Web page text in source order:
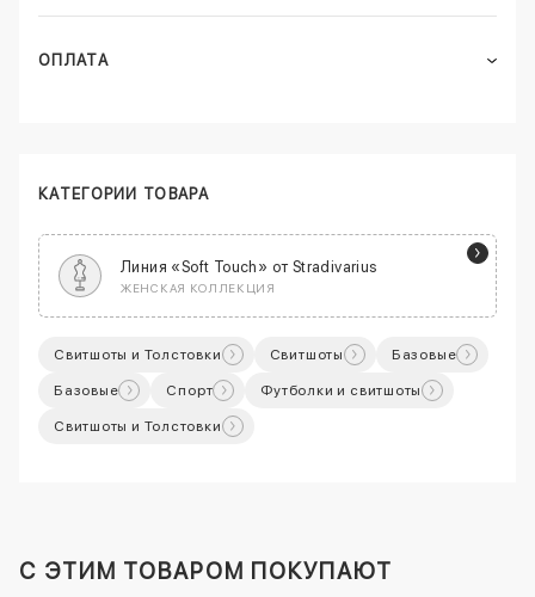
ОПЛАТА
КАТЕГОРИИ ТОВАРА
Линия «Soft Touch» от Stradivarius
ЖЕНСКАЯ КОЛЛЕКЦИЯ
Свитшоты и Толстовки Свитшоты Базовые
Базовые Спорт Футболки и свитшоты
Свитшоты и Толстовки
C ЭТИМ ТОВАРОМ ПОКУПАЮТ